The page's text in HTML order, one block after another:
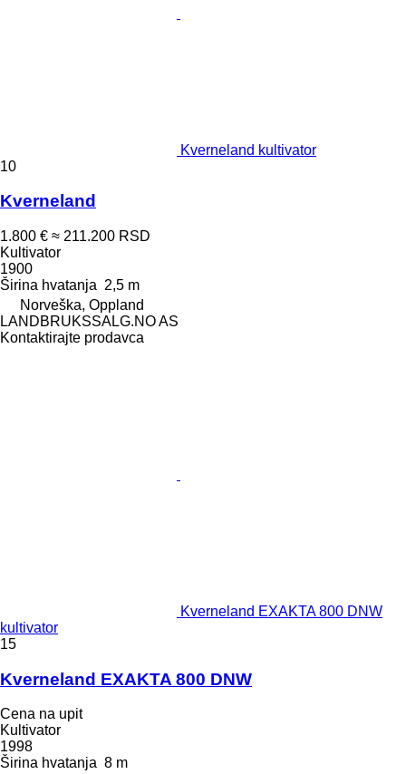
Kverneland kultivator
10
Kverneland
1.800 € ≈ 211.200 RSD
Kultivator
1900
Širina hvatanja 2,5 m
Norveška, Oppland
LANDBRUKSSALG.NO AS
Kontaktirajte prodavca
Kverneland EXAKTA 800 DNW
kultivator
15
Kverneland EXAKTA 800 DNW
Cena na upit
Kultivator
1998
Širina hvatanja 8 m